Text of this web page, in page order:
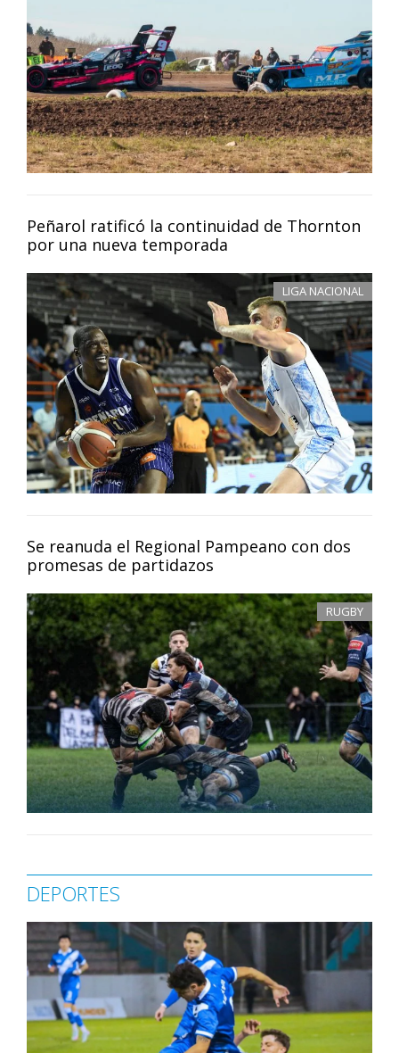
Peñarol ratificó la continuidad de Thornton
por una nueva temporada
LIGA NACIONAL
Se reanuda el Regional Pampeano con dos
promesas de partidazos
RUGBY
DEPORTES